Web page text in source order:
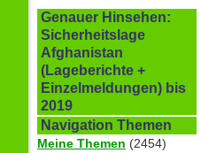
Genauer Hinsehen:
Sicherheitslage
Afghanistan
(Lageberichte +
Einzelmeldungen) bis
2019
Navigation Themen
Meine Themen (2454)